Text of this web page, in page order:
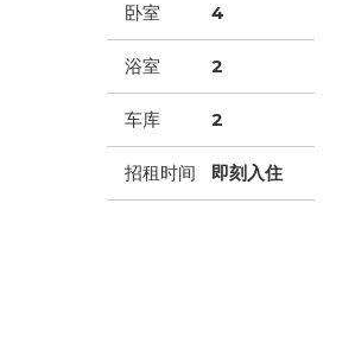
卧室 4
浴室 2
车库 2
招租时间 即刻入住